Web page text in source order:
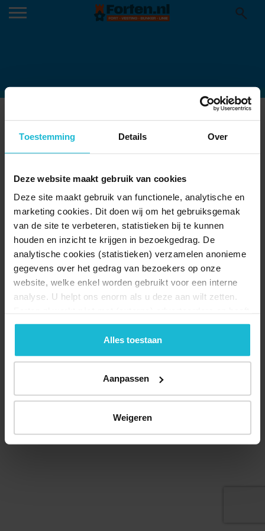
Toestemming Details Over
Deze website maakt gebruik van cookies
Deze site maakt gebruik van functionele, analytische en
marketing cookies. Dit doen wij om het gebruiksgemak
van de site te verbeteren, statistieken bij te kunnen
houden en inzicht te krijgen in bezoekgedrag. De
analytische cookies (statistieken) verzamelen anonieme
gegevens over het gedrag van bezoekers op onze
website, welke enkel worden gebruikt voor een interne
analyse. U helpt ons enorm als u deze aan wilt zetten.
geen commerciële doelstelling. U kunt deze cookies via
de knoppen accepteren, beheren of weigeren.
Alles toestaan
Aanpassen
Weigeren
© 2026 Stichting Forten Nederland
Over ons
Doneer nu Disclaimer
Contact